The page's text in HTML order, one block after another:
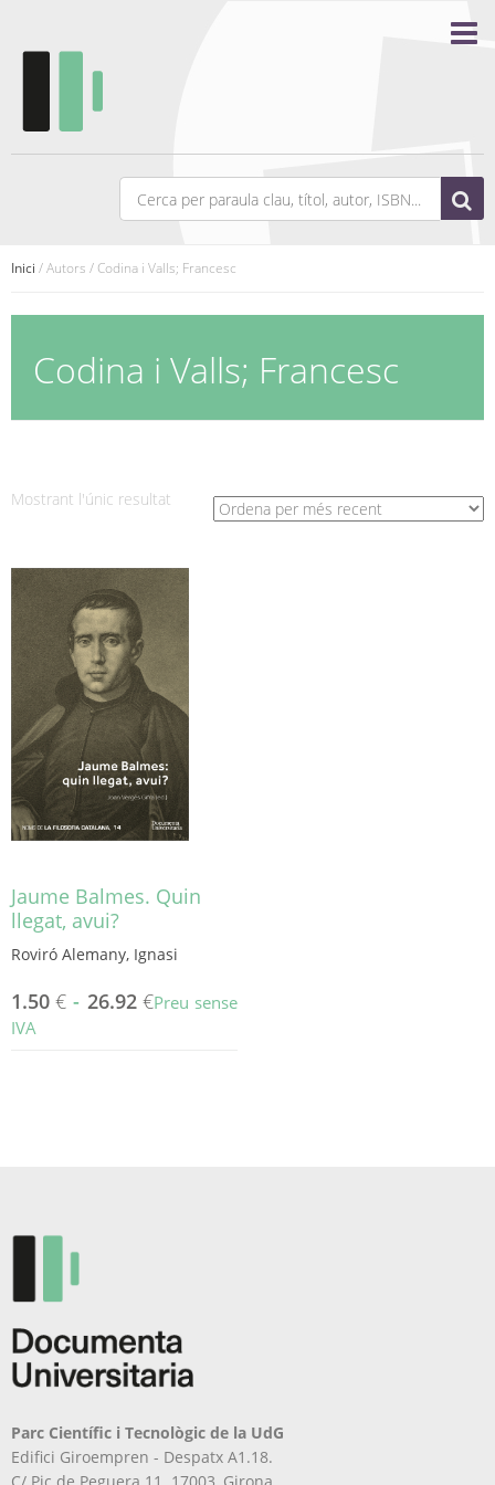
Inici / Autors / Codina i Valls; Francesc
Codina i Valls; Francesc
Mostrant l'únic resultat
Jaume Balmes. Quin
llegat, avui?
Roviró Alemany, Ignasi
1.50 € - 26.92 €Preu sense
IVA
Parc Científic i Tecnològic de la UdG
Edifici Giroempren - Despatx A1.18.